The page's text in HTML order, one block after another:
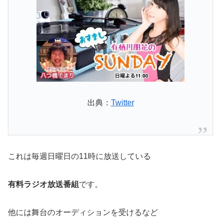
出典： Twitter
これは毎週日曜日の11時に放送している
有料ラジオ放送番組 です。
他には舞台のオーディションを受けるなど